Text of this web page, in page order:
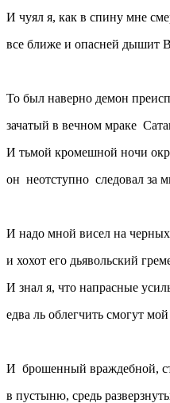
И чуял я, как в спину мне
все ближе и опасней дышит
То был наверно демон
зачатый в вечном мраке
И тьмой кромешной ночи
он неотступно следовал за
И надо мной висел на
и хохот его дьявольский
И знал я, что напрасные
едва ль облегчить смогут мой
И брошенный враждебной,
в пустыню, средь